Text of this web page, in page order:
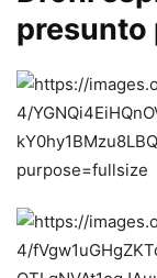
presunto